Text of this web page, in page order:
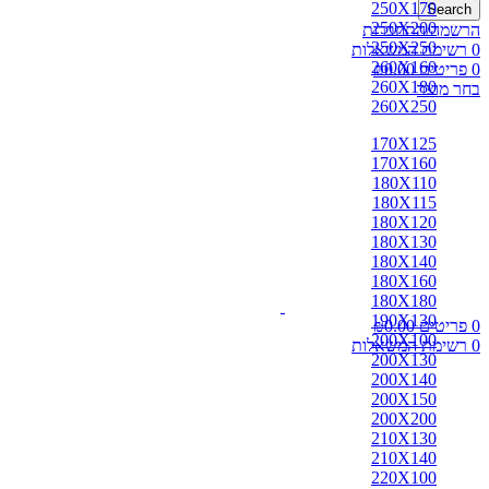
Search
הרשמה/התחברות
0 רשימת המשאלות
0 פריטים ₪0.00
בחר מוצר
0 פריטים ₪0.00
0 רשימת המשאלות
250X170
250X200
250X250
260X160
260X180
260X250
170X125
170X160
180X110
180X115
180X120
180X130
180X140
180X160
180X180
190X130
200X100
200X130
200X140
200X150
200X200
210X130
210X140
220X100